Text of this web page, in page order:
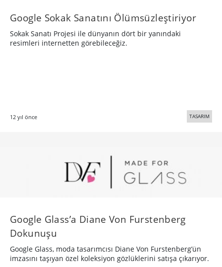
Google Sokak Sanatını Ölümsüzleştiriyor
Sokak Sanatı Projesi ile dünyanın dört bir yanındaki
resimleri internetten görebileceğiz.
12 yıl önce TASARIM
Google Glass’a Diane Von Furstenberg
Dokunuşu
Google Glass, moda tasarımcısı Diane Von Furstenberg’ün
imzasını taşıyan özel koleksiyon gözlüklerini satışa çıkarıyor.